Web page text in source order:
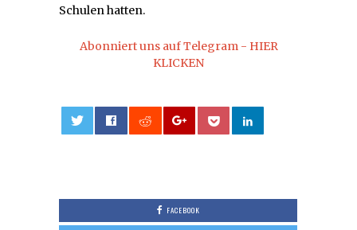
Schulen hatten.
Abonniert uns auf Telegram - HIER
KLICKEN
FACEBOOK